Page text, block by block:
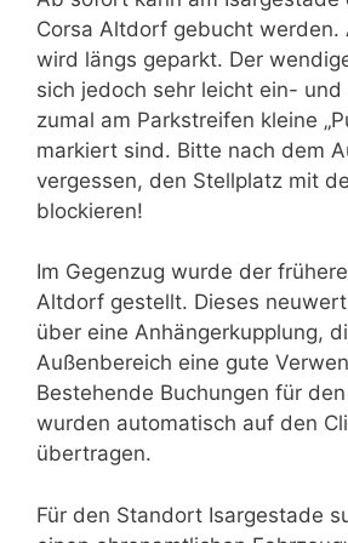
Corsa Altdorf gebucht werden.
wird längs geparkt. Der
sich jedoch sehr leicht ein- und
zumal am Parkstreifen kleine
markiert sind. Bitte nach dem
vergessen, den Stellplatz mit
blockieren!
Im Gegenzug wurde der
Altdorf gestellt. Dieses
über eine Anhängerkupplung,
Außenbereich eine gute
Bestehende Buchungen für
wurden automatisch auf den
übertragen.
Für den Standort Isargestade